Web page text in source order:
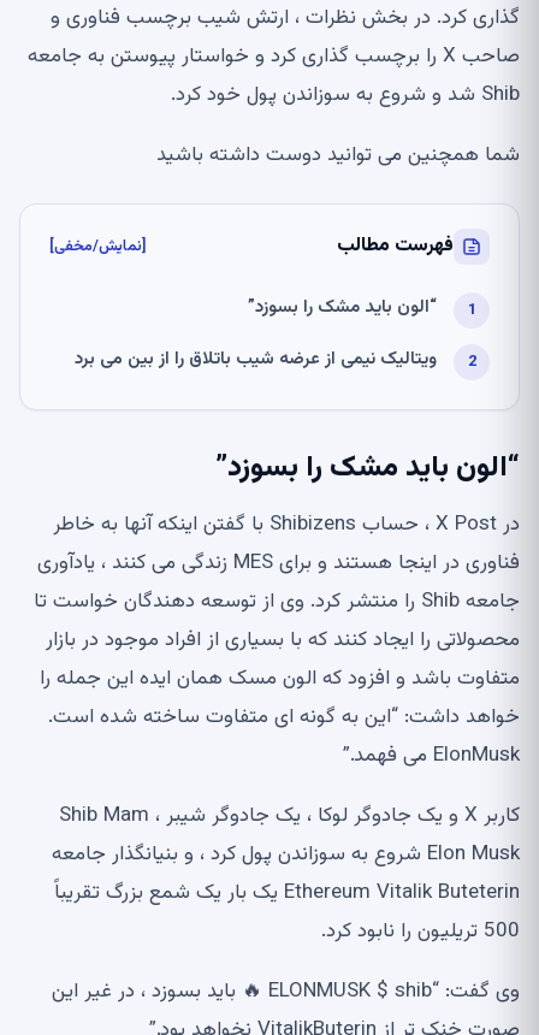
گذاری کرد. در بخش نظرات ، ارتش شیب برچسب فناوری و
صاحب X را برچسب گذاری کرد و خواستار پیوستن به جامعه
Shib شد و شروع به سوزاندن پول خود کرد.
شما همچنین می توانید دوست داشته باشید
فهرست مطالب [نمایش/مخفی]
“الون باید مشک را بسوزد”
ویتالیک نیمی از عرضه شیب باتلاق را از بین می برد
“الون باید مشک را بسوزد”
در X Post ، حساب Shibizens با گفتن اینکه آنها به خاطر
فناوری در اینجا هستند و برای MES زندگی می کنند ، یادآوری
جامعه Shib را منتشر کرد. وی از توسعه دهندگان خواست تا
محصولاتی را ایجاد کنند که با بسیاری از افراد موجود در بازار
متفاوت باشد و افزود که الون مسک همان ایده این جمله را
خواهد داشت: “این به گونه ای متفاوت ساخته شده است.
ElonMusk می فهمد.”
کاربر X و یک جادوگر لوکا ، یک جادوگر شیبر ، Shib Mam
Elon Musk شروع به سوزاندن پول کرد ، و بنیانگذار جامعه
Ethereum Vitalik Buteterin یک بار یک شمع بزرگ تقریباً
500 تریلیون را نابود کرد.
وی گفت: “ELONMUSK $ shib 🔥 باید بسوزد ، در غیر این